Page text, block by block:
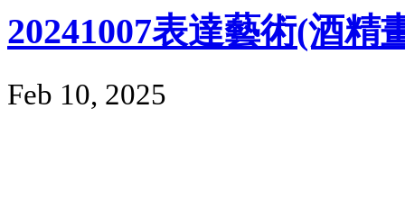
20241007表達藝術(酒精
Feb 10, 2025